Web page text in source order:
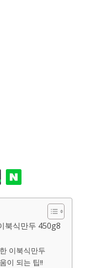
북식만두 450g8
이북식만두
이 되는 팁!!